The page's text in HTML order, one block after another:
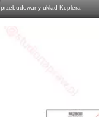
przebudowany układ Keplera